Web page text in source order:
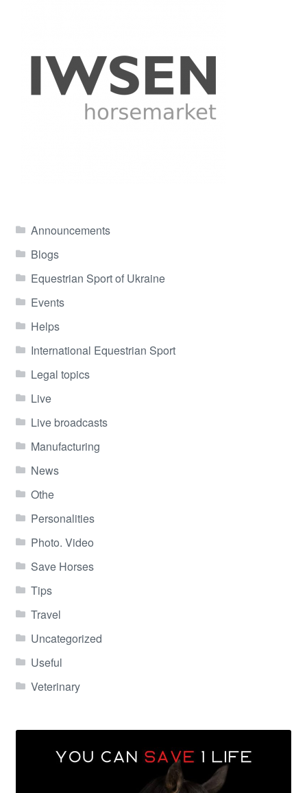
Announcements
Blogs
Equestrian Sport of Ukraine
Events
Helps
International Equestrian Sport
Legal topics
Live
Live broadcasts
Manufacturing
News
Othe
Personalities
Photo. Video
Save Horses
Tips
Travel
Uncategorized
Useful
Veterinary